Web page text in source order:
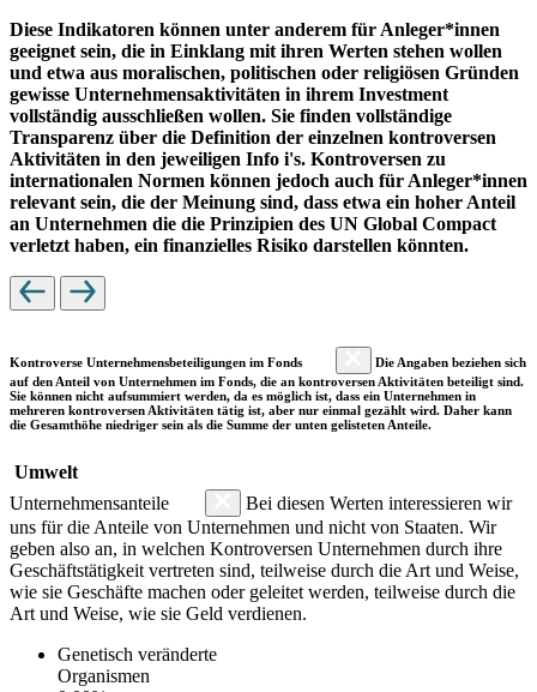
Diese Indikatoren können unter anderem für Anleger*innen
geeignet sein, die in Einklang mit ihren Werten stehen wollen
und etwa aus moralischen, politischen oder religiösen Gründen
gewisse Unternehmensaktivitäten in ihrem Investment
vollständig ausschließen wollen. Sie finden vollständige
Transparenz über die Definition der einzelnen kontroversen
Aktivitäten in den jeweiligen Info i's. Kontroversen zu
internationalen Normen können jedoch auch für Anleger*innen
relevant sein, die der Meinung sind, dass etwa ein hoher Anteil
an Unternehmen die die Prinzipien des UN Global Compact
verletzt haben, ein finanzielles Risiko darstellen könnten.
Kontroverse Unternehmensbeteiligungen im Fonds
Die Angaben beziehen sich
auf den Anteil von Unternehmen im Fonds, die an kontroversen Aktivitäten beteiligt sind.
Sie können nicht aufsummiert werden, da es möglich ist, dass ein Unternehmen in
mehreren kontroversen Aktivitäten tätig ist, aber nur einmal gezählt wird. Daher kann
die Gesamthöhe niedriger sein als die Summe der unten gelisteten Anteile.
Umwelt
Unternehmensanteile
Bei diesen Werten interessieren wir
uns für die Anteile von Unternehmen und nicht von Staaten. Wir
geben also an, in welchen Kontroversen Unternehmen durch ihre
Geschäftstätigkeit vertreten sind, teilweise durch die Art und Weise,
wie sie Geschäfte machen oder geleitet werden, teilweise durch die
Art und Weise, wie sie Geld verdienen.
Genetisch veränderte
Organismen